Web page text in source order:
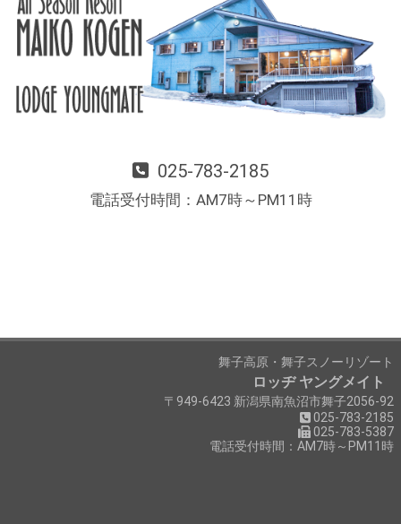
025-783-2185
電話受付時間：AM7時～PM11時
舞子高原・舞子スノーリゾート
ロッヂ ヤングメイト
〒949-6423 新潟県南魚沼市舞子2056-92
025-783-2185
025-783-5387
電話受付時間：AM7時～PM11時